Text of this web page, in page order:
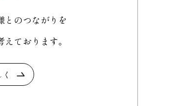
とのつながりを
えております。